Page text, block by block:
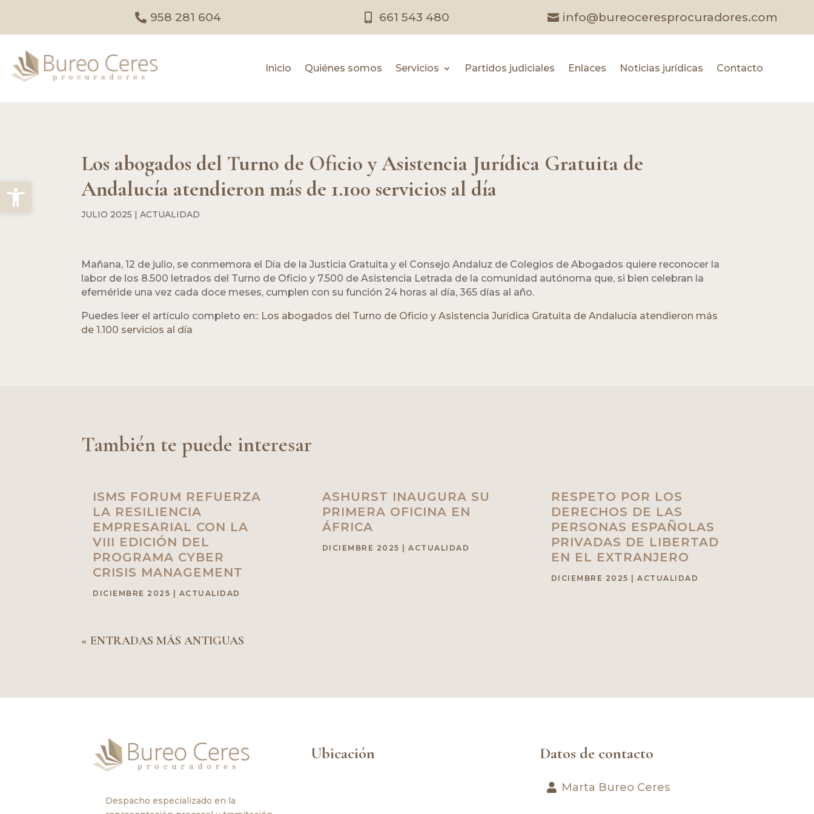
Abrir barra de herramientas
958 281 604 661 543 480 info@bureoceresprocuradores.com
Inicio Quiénes somos Servicios Partidos judiciales Enlaces Noticias jurídicas Contacto
Los abogados del Turno de Oficio y Asistencia Jurídica Gratuita de
Andalucía atendieron más de 1.100 servicios al día
JULIO 2025 |ACTUALIDAD
Mañana, 12 de julio, se conmemora el Día de la Justicia Gratuita y el Consejo Andaluz de Colegios de Abogados quiere reconocer la
labor de los 8.500 letrados del Turno de Oficio y 7.500 de Asistencia Letrada de la comunidad autónoma que, si bien celebran la
efeméride una vez cada doce meses, cumplen con su función 24 horas al día, 365 días al año.
Puedes leer el artículo completo en:: Los abogados del Turno de Oficio y Asistencia Jurídica Gratuita de Andalucía atendieron más
de 1.100 servicios al día
También te puede interesar
ISMS FORUM REFUERZA
LA RESILIENCIA
EMPRESARIAL CON LA
VIII EDICIÓN DEL
PROGRAMA CYBER
CRISIS MANAGEMENT
DICIEMBRE 2025 ACTUALIDAD
ASHURST INAUGURA SU
PRIMERA OFICINA EN
ÁFRICA
DICIEMBRE 2025 ACTUALIDAD
RESPETO POR LOS
DERECHOS DE LAS
PERSONAS ESPAÑOLAS
PRIVADAS DE LIBERTAD
EN EL EXTRANJERO
DICIEMBRE 2025 |ACTUALIDAD
« ENTRADAS MÁS ANTIGUAS
Despacho especializado en la
Ubicación Datos de contacto
Marta Bureo Ceres